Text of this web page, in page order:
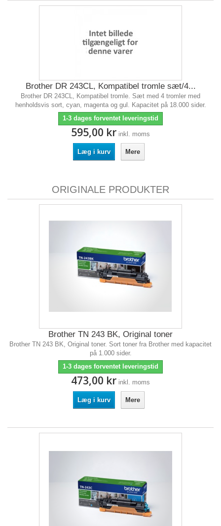
Brother DR 243CL, Kompatibel tromle sæt/4...
Brother DR 243CL, Kompatibel tromle. Sæt med 4 tromler med
henholdsvis sort, cyan, magenta og gul. Kapacitet på 18.000 sider.
1-3 dages forventet leveringstid
595,00 kr inkl. moms
Læg i kurv Mere
ORIGINALE PRODUKTER
Brother TN 243 BK, Original toner
Brother TN 243 BK, Original toner. Sort toner fra Brother med kapacitet
på 1.000 sider.
1-3 dages forventet leveringstid
473,00 kr inkl. moms
Læg i kurv Mere